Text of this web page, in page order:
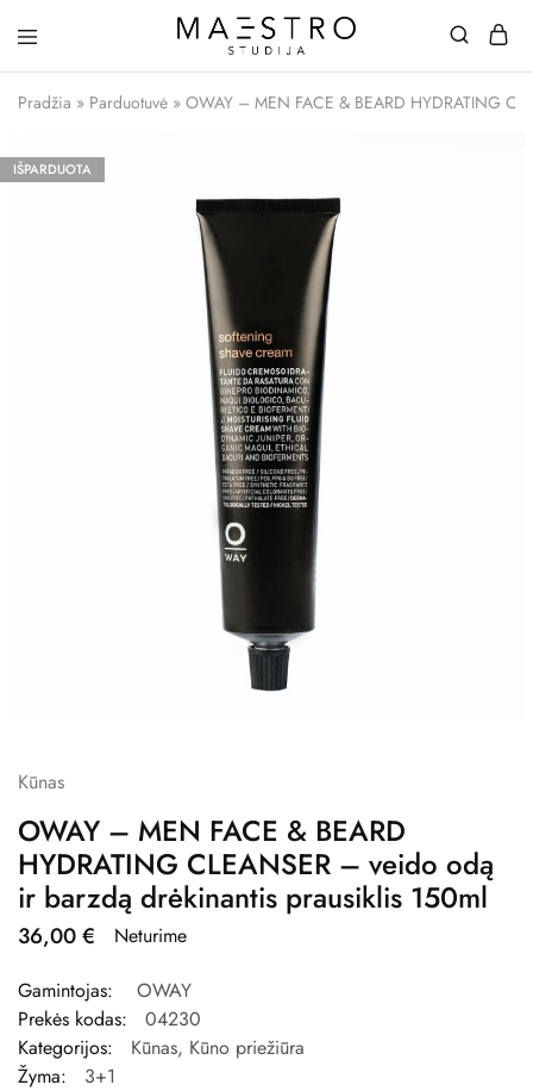
Studija
Pradžia » Parduotuvė » OWAY – MEN FACE & BEARD HYDRATING
IŠPARDUOTA
Kūnas
OWAY – MEN FACE & BEARD
HYDRATING CLEANSER – veido odą
ir barzdą drėkinantis prausiklis 150ml
36,00€
Neturime
Gamintojas:
OWAY
Prekės kodas:
04230
Kategorijos:
Kūnas, Kūno priežiūra
Žyma:
3+1